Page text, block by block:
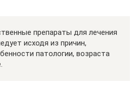
препараты для лечения
исходя из причин,
патологии, возраста